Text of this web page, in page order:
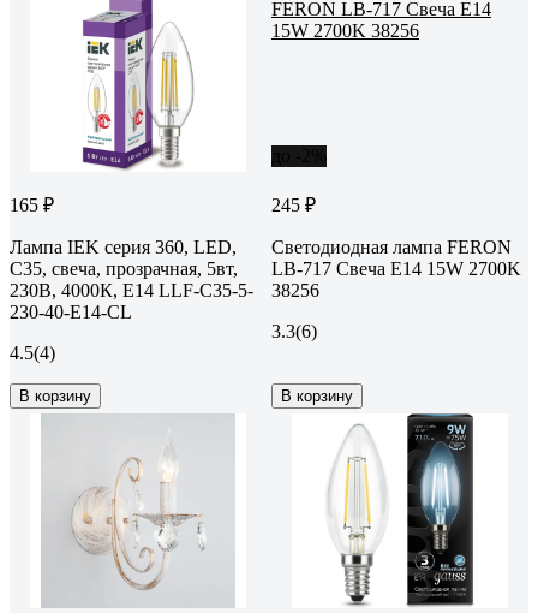
165 ₽
Лампа IEK серия 360, LED,
C35, свеча, прозрачная, 5вт,
230В, 4000К, E14 LLF-C35-5-
230-40-E14-CL
4.5(4)
В корзину
245 ₽
Светодиодная лампа FERON
LB-717 Свеча E14 15W 2700K
38256
3.3(6)
В корзину